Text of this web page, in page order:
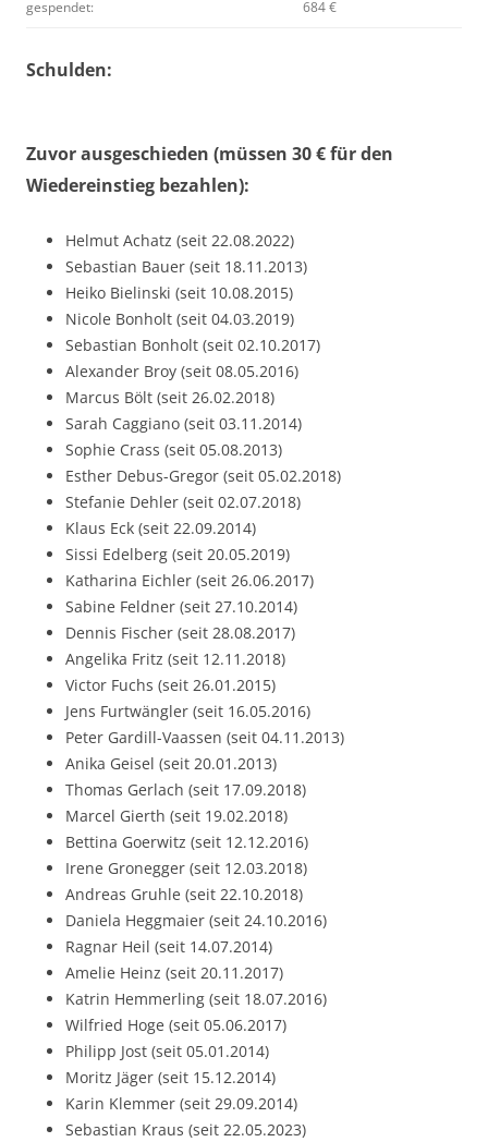
gespendet: 684 €
Schulden:
Zuvor ausgeschieden (müssen 30 € für den
Wiedereinstieg bezahlen):
Helmut Achatz (seit 22.08.2022)
Sebastian Bauer (seit 18.11.2013)
Heiko Bielinski (seit 10.08.2015)
Nicole Bonholt (seit 04.03.2019)
Sebastian Bonholt (seit 02.10.2017)
Alexander Broy (seit 08.05.2016)
Marcus Bölt (seit 26.02.2018)
Sarah Caggiano (seit 03.11.2014)
Sophie Crass (seit 05.08.2013)
Esther Debus-Gregor (seit 05.02.2018)
Stefanie Dehler (seit 02.07.2018)
Klaus Eck (seit 22.09.2014)
Sissi Edelberg (seit 20.05.2019)
Katharina Eichler (seit 26.06.2017)
Sabine Feldner (seit 27.10.2014)
Dennis Fischer (seit 28.08.2017)
Angelika Fritz (seit 12.11.2018)
Victor Fuchs (seit 26.01.2015)
Jens Furtwängler (seit 16.05.2016)
Peter Gardill-Vaassen (seit 04.11.2013)
Anika Geisel (seit 20.01.2013)
Thomas Gerlach (seit 17.09.2018)
Marcel Gierth (seit 19.02.2018)
Bettina Goerwitz (seit 12.12.2016)
Irene Gronegger (seit 12.03.2018)
Andreas Gruhle (seit 22.10.2018)
Daniela Heggmaier (seit 24.10.2016)
Ragnar Heil (seit 14.07.2014)
Amelie Heinz (seit 20.11.2017)
Katrin Hemmerling (seit 18.07.2016)
Wilfried Hoge (seit 05.06.2017)
Philipp Jost (seit 05.01.2014)
Moritz Jäger (seit 15.12.2014)
Karin Klemmer (seit 29.09.2014)
Sebastian Kraus (seit 22.05.2023)